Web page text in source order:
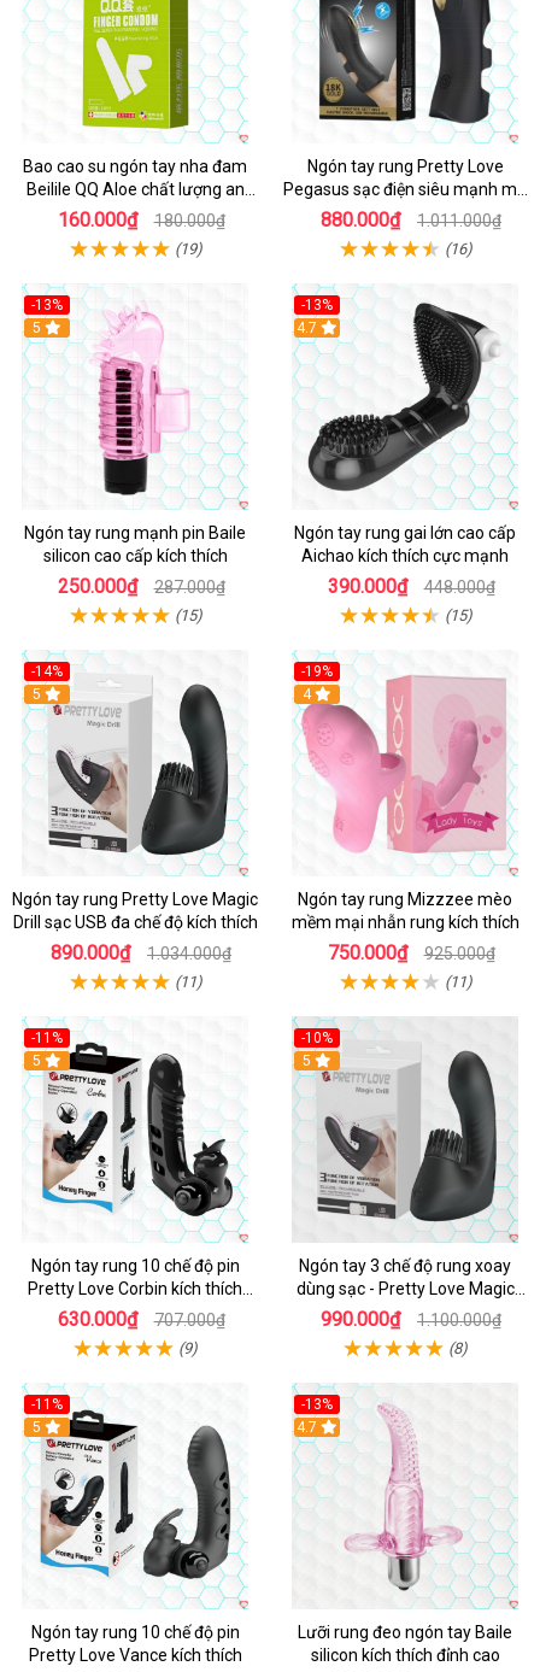
Bao cao su ngón tay nha đam
Beilile QQ Aloe chất lượng an
toàn
160.000₫ 180.000₫
(19)
Ngón tay rung Pretty Love
Pegasus sạc điện siêu mạnh mê
ly
880.000₫ 1.011.000₫
(16)
-13%
5
Ngón tay rung mạnh pin Baile
silicon cao cấp kích thích
250.000₫ 287.000₫
(15)
-13%
Hot
4.7
Ngón tay rung gai lớn cao cấp
Aichao kích thích cực mạnh
390.000₫ 448.000₫
(15)
-14%
5
Ngón tay rung Pretty Love Magic
Drill sạc USB đa chế độ kích thích
890.000₫ 1.034.000₫
(11)
-19%
4
Ngón tay rung Mizzzee mèo
mềm mại nhẫn rung kích thích
750.000₫ 925.000₫
(11)
-11%
5
Ngón tay rung 10 chế độ pin
Pretty Love Corbin kích thích
mạnh
630.000₫ 707.000₫
(9)
-10%
5
Ngón tay 3 chế độ rung xoay
dùng sạc - Pretty Love Magic
Drill
990.000₫ 1.100.000₫
(8)
-11%
5
Ngón tay rung 10 chế độ pin
Pretty Love Vance kích thích
-13%
Hot
4.7
Lưỡi rung đeo ngón tay Baile
silicon kích thích đỉnh cao